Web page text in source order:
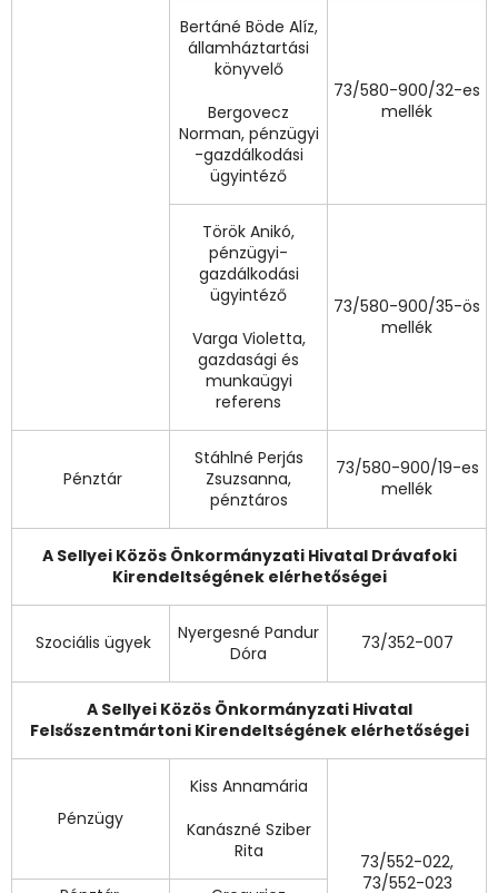
Bertáné Böde Alíz,
államháztartási
könyvelő
Bergovecz
Norman, pénzügyi
-gazdálkodási
ügyintéző
73/580-900/32-es
mellék
Török Anikó,
pénzügyi-
gazdálkodási
ügyintéző
Varga Violetta,
gazdasági és
munkaügyi
referens
73/580-900/35-ös
mellék
Pénztár
Stáhlné Perjás
Zsuzsanna,
pénztáros
73/580-900/19-es
mellék
A Sellyei Közös Önkormányzati Hivatal Drávafoki
Kirendeltségének elérhetőségei
Szociális ügyek
Nyergesné Pandur
Dóra
73/352-007
A Sellyei Közös Önkormányzati Hivatal
Felsőszentmártoni Kirendeltségének elérhetőségei
Pénzügy
Kiss Annamária
Kanászné Sziber
Rita
73/552-022,
73/552-023